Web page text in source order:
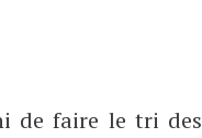
de faire le tri des